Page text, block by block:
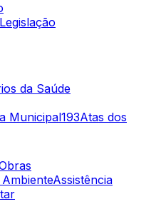
Legislação
da Saúde
Municipal193Atas dos
Assistência